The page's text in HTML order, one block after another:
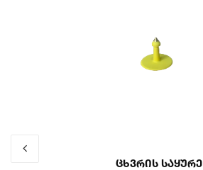
Ცხვრის Საყურე